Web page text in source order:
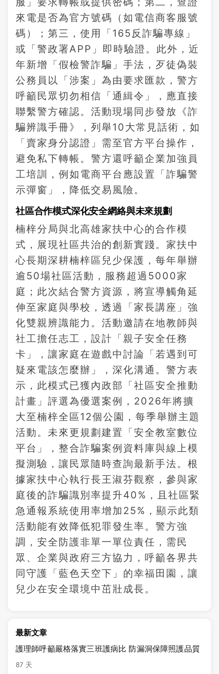
來電是否為官方號碼（如電信商客服號
碼）；第三，使用「165反詐騙專線」
或「警政署APP」即時驗證。此外，近
年新增「假檢警詐騙」手法，歹徒偽裝
公務員以「涉案」為由要求匯款，警方
呼籲民眾切勿相信「通緝令」，應直接
聯繫警方確認。活動現場同步發放《詐
騙辨識手冊》，列舉10大常見話術，如
「賣家身分認證」需至官方平台操作，
避免私下轉帳。警方還呼籲企業加強員
工培訓，例如電商平台應設置「詐騙警
示彈窗」，降低交易風險。
社區合作模式深化安全網絡與未來規劃
楠梓分局與北高雄家扶中心的合作模
式，展現社區共治的創新實踐。家扶中
心長期深耕楠梓區兒少保護，每年舉辦
逾50場社區活動，服務超過5000家
庭；此次結合警方資源，將宣導觸角延
伸至家庭與學校，透過「家長講座」強
化雙親辨識能力。活動邀請在地教師與
社工擔任志工，設計「親子安全任務
卡」，讓家庭在遊戲中討論「若遇到可
疑來電該怎麼辦」，深化溝通。警方表
示，此模式已獲內政部「社區安全推動
計畫」評選為優選案例，2026年將擴
大至楠梓全區12個公園，每季舉辦主題
活動。未來更規劃建置「安全教室數位
平台」，整合詐騙案例資料庫與線上模
擬測驗，讓民眾隨時查詢最新手法。根
據家扶中心執行長王淑芬觀察，參與家
庭後的詐騙識別率提升40%，且社區緊
急通報系統使用率增加25%，顯示此類
活動能有效降低犯罪發生率。警方強
調，安全防護非單一單位責任，需民
眾、企業與政府三方協力，呼籲各界共
同守護「藍色天空下」的幸福田園，讓
兒少在安全環境中茁壯成長。
最新文章
護理師呼籲嚴格落實三班護病比 防漏洞保障照護品質
87 天